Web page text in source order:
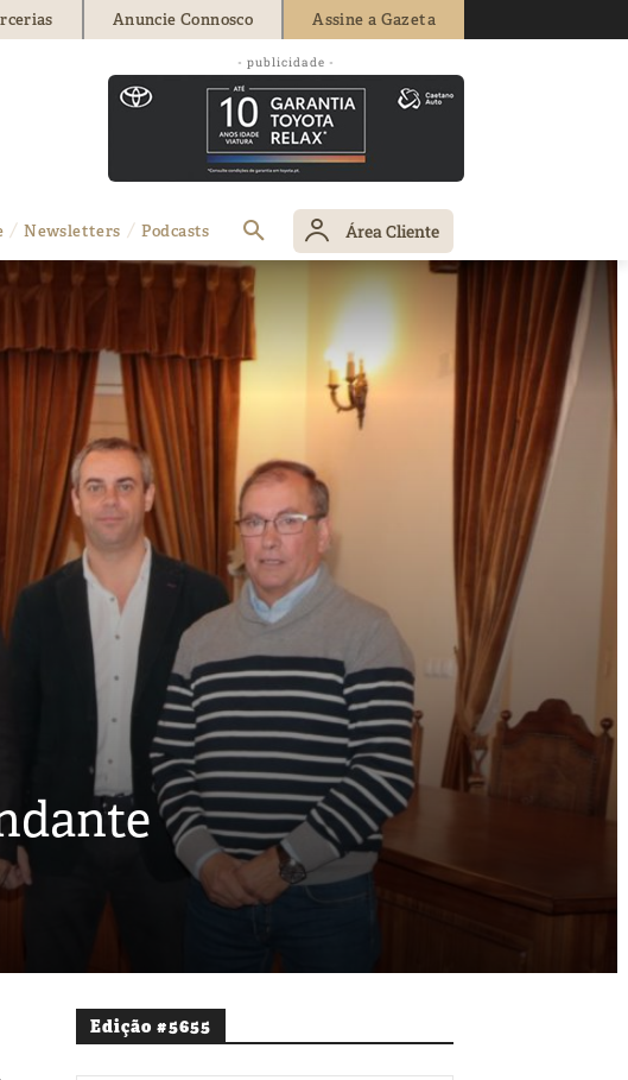
Anuncie Connosco Assine a Gazeta
- publicidade -
Newsletters Podcasts Área Cliente
Edição #5655